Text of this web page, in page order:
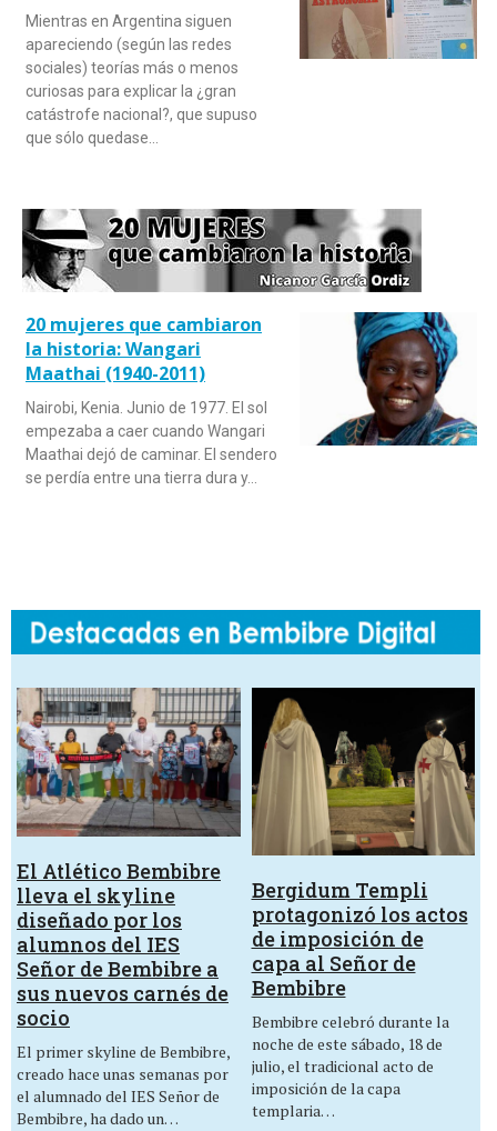
Mientras en Argentina siguen
apareciendo (según las redes
sociales) teorías más o menos
curiosas para explicar la ¿gran
catástrofe nacional?, que supuso
que sólo quedase…
20 mujeres que cambiaron
la historia: Wangari
Maathai (1940-2011)
Nairobi, Kenia. Junio de 1977. El sol
empezaba a caer cuando Wangari
Maathai dejó de caminar. El sendero
se perdía entre una tierra dura y…
El Atlético Bembibre
lleva el skyline
diseñado por los
alumnos del IES
Señor de Bembibre a
sus nuevos carnés de
socio
El primer skyline de Bembibre,
creado hace unas semanas por
el alumnado del IES Señor de
Bembibre, ha dado un…
Bergidum Templi
protagonizó los actos
de imposición de
capa al Señor de
Bembibre
Bembibre celebró durante la
noche de este sábado, 18 de
julio, el tradicional acto de
imposición de la capa
templaria…